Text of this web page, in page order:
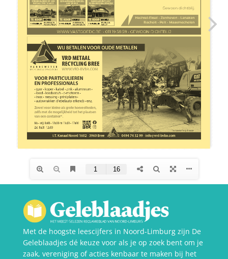
Met de hoogste leescijfers in Noord-Limburg zijn De
Geleblaadjes dé keuze voor als je op zoek bent om je
zaak, vereniging of acties kenbaar te maken bij het